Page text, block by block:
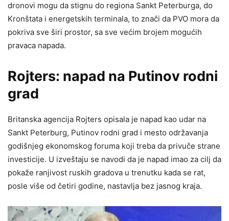
dronovi mogu da stignu do regiona Sankt Peterburga, do
Kronštata i energetskih terminala, to znači da PVO mora da
pokriva sve širi prostor, sa sve većim brojem mogućih
pravaca napada.
Rojters: napad na Putinov rodni
grad
Britanska agencija Rojters opisala je napad kao udar na
Sankt Peterburg, Putinov rodni grad i mesto održavanja
godišnjeg ekonomskog foruma koji treba da privuče strane
investicije. U izveštaju se navodi da je napad imao za cilj da
pokaže ranjivost ruskih gradova u trenutku kada se rat,
posle više od četiri godine, nastavlja bez jasnog kraja.